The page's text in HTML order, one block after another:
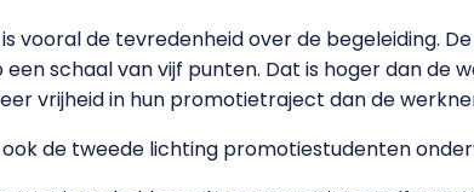
vooral de tevredenheid over de begeleiding.
schaal van vijf punten. Dat is hoger dan de
vrijheid in hun promotietraject dan de
de tweede lichting promotiestudenten